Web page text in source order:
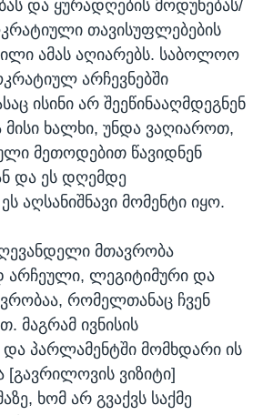
და ყურადღების მოდუნებას/
თავისუფლებების
ამას აღიარებს. საბოლოო
არჩევნებში
ისინი არ შეეწინააღმდეგნენ
ხალხი, უნდა ვაღიაროთ,
მეთოდებით წავიდნენ
და ეს დღემდე
აღსანიშნავი მომენტი იყო.
მთავრობა
ლეგიტიმური და
რომელთანაც ჩვენ
მაგრამ ივნისის
პარლამენტში მომხდარი ის
[გავრილოვის ვიზიტი]
ხომ არ გვაქვს საქმე